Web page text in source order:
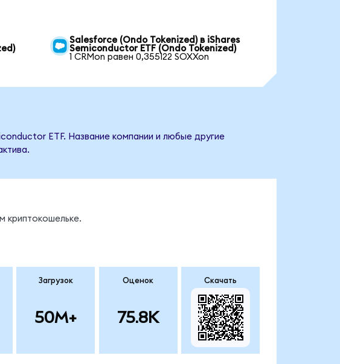
Salesforce (Ondo Tokenized) в iShares
Semiconductor ETF (Ondo Tokenized)
1 CRMon равен 0,355122 SOXXon
ETF. Название компании и любые другие
криптокошельке.
Загрузок
50M+
Оценок
75.8K
Скачать